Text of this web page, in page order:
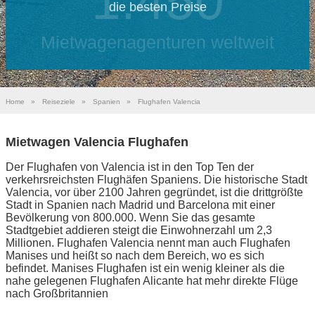
die besten Preise
Home » Reiseziele » Spanien » Flughafen Valencia
Mietwagen Valencia Flughafen
Der Flughafen von Valencia ist in den Top Ten der
verkehrsreichsten Flughäfen Spaniens. Die historische Stadt
Valencia, vor über 2100 Jahren gegründet, ist die drittgrößte
Stadt in Spanien nach Madrid und Barcelona mit einer
Bevölkerung von 800.000. Wenn Sie das gesamte
Stadtgebiet addieren steigt die Einwohnerzahl um 2,3
Millionen. Flughafen Valencia nennt man auch Flughafen
Manises und heißt so nach dem Bereich, wo es sich
befindet. Manises Flughafen ist ein wenig kleiner als die
nahe gelegenen Flughafen Alicante hat mehr direkte Flüge
nach Großbritannien